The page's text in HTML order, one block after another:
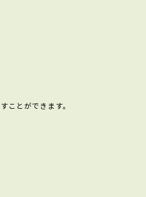
ことができます。